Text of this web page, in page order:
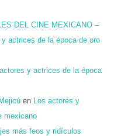
DEL CINE MEXICANO –
y actrices de la época de oro
actores y actrices de la época
en
Los actores y
mexicano
más feos y ridículos